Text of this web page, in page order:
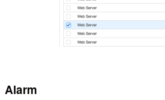
Alarm